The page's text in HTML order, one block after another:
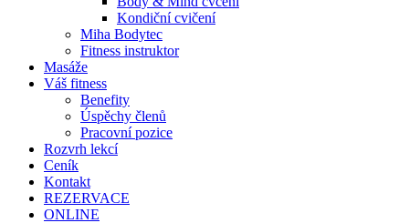
Kondiční cvičení
Miha Bodytec
Fitness instruktor
Masáže
Váš fitness
Benefity
Úspěchy členů
Pracovní pozice
Rozvrh lekcí
Ceník
Kontakt
REZERVACE
ONLINE